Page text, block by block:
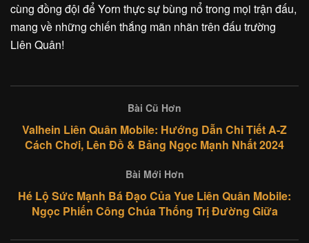
cùng đồng đội để Yorn thực sự bùng nổ trong mọi trận đấu,
mang về những chiến thắng mãn nhãn trên đấu trường
Liên Quân!
Bài Cũ Hơn
Valhein Liên Quân Mobile: Hướng Dẫn Chi Tiết A-Z
Cách Chơi, Lên Đồ & Bảng Ngọc Mạnh Nhất 2024
Bài Mới Hơn
Hé Lộ Sức Mạnh Bá Đạo Của Yue Liên Quân Mobile:
Ngọc Phiến Công Chúa Thống Trị Đường Giữa